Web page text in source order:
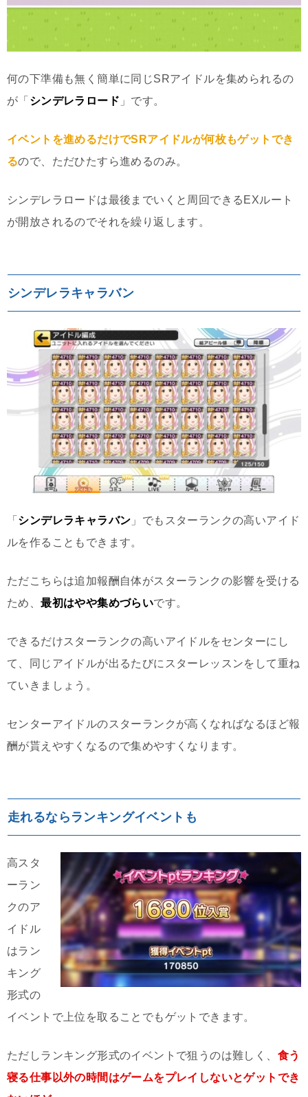
何の下準備も無く簡単に同じSRアイドルを集められるの
が「 シンデレラロード 」です。
イベントを進めるだけでSRアイドルが何枚もゲットでき
るので、ただひたすら進めるのみ。
シンデレラロードは最後までいくと周回できるEXルート
が開放されるのでそれを繰り返します。
シンデレラキャラバン
「 シンデレラキャラバン 」でもスターランクの高いアイド
ルを作ることもできます。
ただこちらは追加報酬自体がスターランクの影響を受ける
ため、最初はやや集めづらいです。
できるだけスターランクの高いアイドルをセンターにし
て、同じアイドルが出るたびにスターレッスンをして重ね
ていきましょう。
センターアイドルのスターランクが高くなればなるほど報
酬が貰えやすくなるので集めやすくなります。
走れるならランキングイベントも
高スタ
ーラン
クのア
イドル
はラン
キング
形式の
イベントで上位を取ることでもゲットできます。
ただしランキング形式のイベントで狙うのは難しく、 食う
寝る仕事以外の時間はゲームをプレイしないとゲットでき